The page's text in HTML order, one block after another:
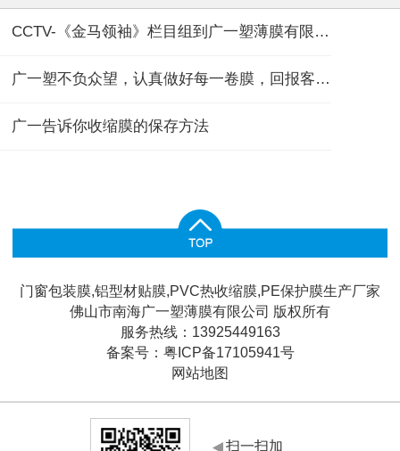
CCTV-《金马领袖》栏目组到广一塑薄膜有限公司取景拍摄
广一塑不负众望，认真做好每一卷膜，回报客户的每一份信任
广一告诉你收缩膜的保存方法
门窗包装膜,铝型材贴膜,PVC热收缩膜,PE保护膜生产厂家
佛山市南海广一塑薄膜有限公司 版权所有
服务热线：13925449163
备案号： 粤ICP备17105941号
网站地图
扫一扫加